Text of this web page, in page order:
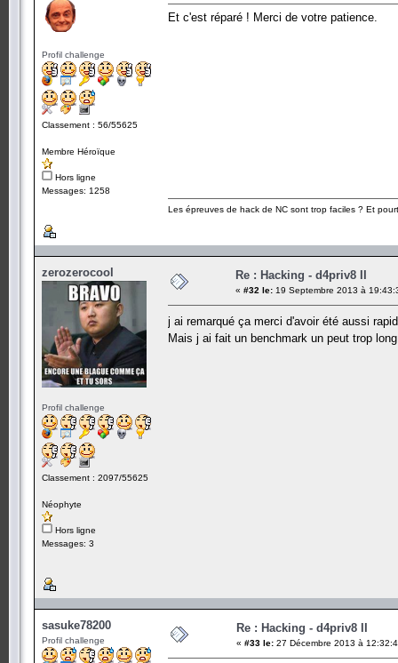
Profil challenge
Classement : 56/55625
Membre Héroïque
Hors ligne
Messages: 1258
Et c'est réparé ! Merci de votre patience.
Les épreuves de hack de NC sont trop faciles ? Et
zerozerocool
Profil challenge
Classement : 2097/55625
Néophyte
Hors ligne
Messages: 3
Re : Hacking - d4priv8 II
« #32 le: 19 Septembre 2013 à
j ai remarqué ça merci d'avoir été aussi
Mais j ai fait un benchmark un peut trop
sasuke78200
Profil challenge
Re : Hacking - d4priv8 II
« #33 le: 27 Décembre 2013 à